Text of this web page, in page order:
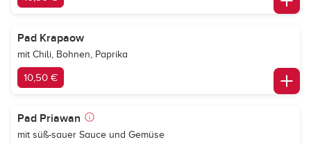
Pad Krapaow
mit Chili, Bohnen, Paprika
10,50 €
Pad Priawan
mit süß-sauer Sauce und Gemüse